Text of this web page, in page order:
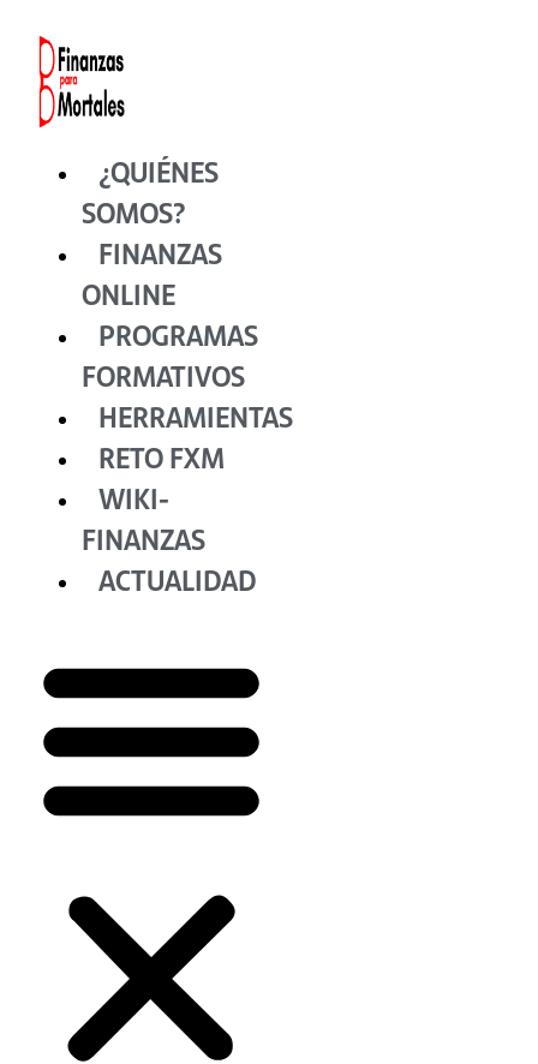
contenido
¿QUIÉNES
SOMOS?
FINANZAS
ONLINE
PROGRAMAS
FORMATIVOS
HERRAMIENTAS
RETO FXM
WIKI-
FINANZAS
ACTUALIDAD